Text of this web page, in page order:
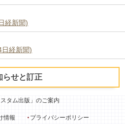
経新聞)
経新聞)
らせと訂正
スタム出版」のご案内
情報 プライバシーポリシー